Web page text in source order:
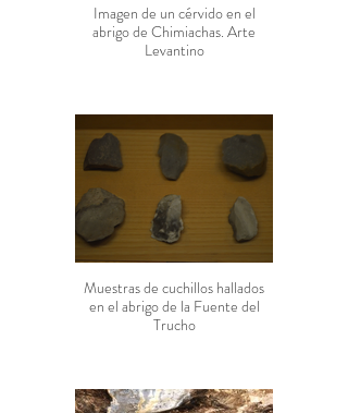
Imagen de un cérvido en el
abrigo de Chimiachas. Arte
Levantino
Muestras de cuchillos hallados
en el abrigo de la Fuente del
Trucho